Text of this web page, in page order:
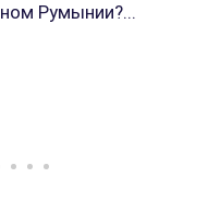
Румынии?...